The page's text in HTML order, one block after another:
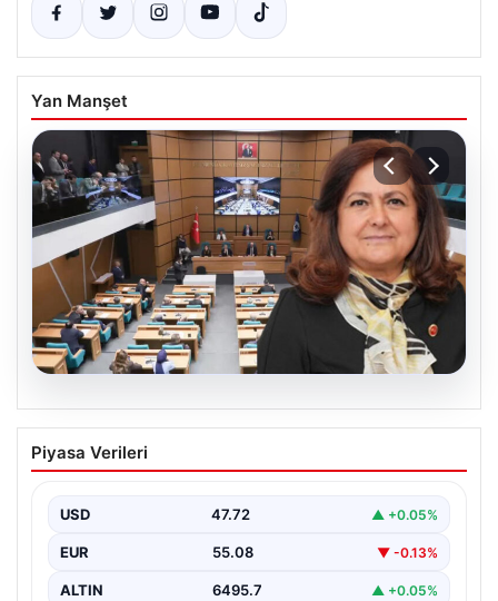
Yan Manşet
05.08.2026
Üsküdar Belediyesi’nde başkanvekili
Sibel Tan Çetinkaya oldu
Piyasa Verileri
USD 47.72 ▲ +0.05%
EUR 55.08 ▼ -0.13%
ALTIN 6495.7 ▲ +0.05%